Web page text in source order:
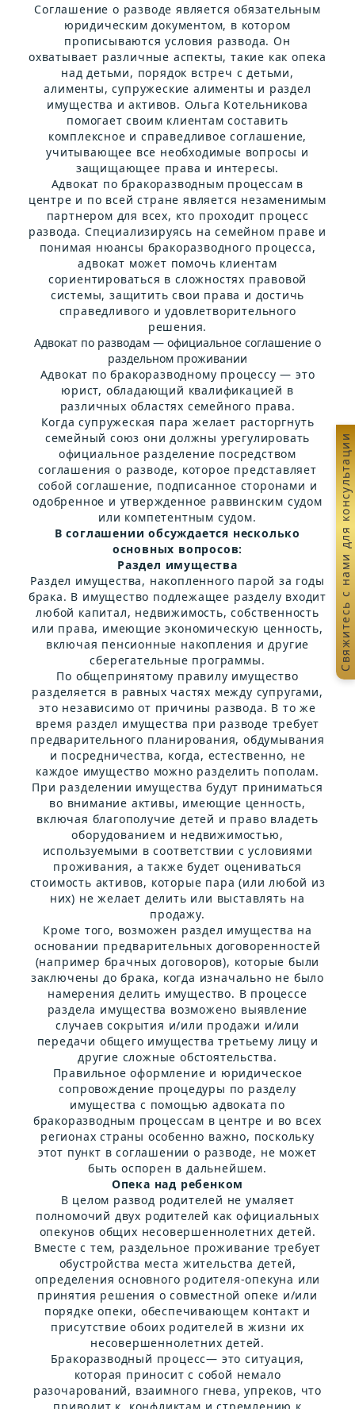
Свяжитесь с нами для консультации
Соглашение о разводе является обязательным
юридическим документом, в котором
прописываются условия развода. Он
охватывает различные аспекты, такие как опека
над детьми, порядок встреч с детьми,
алименты, супружеские алименты и раздел
имущества и активов. Ольга Котельникова
помогает своим клиентам составить
комплексное и справедливое соглашение,
учитывающее все необходимые вопросы и
защищающее права и интересы.
Адвокат по бракоразводным процессам в
центре и по всей стране является незаменимым
партнером для всех, кто проходит процесс
развода. Специализируясь на семейном праве и
понимая нюансы бракоразводного процесса,
адвокат может помочь клиентам
сориентироваться в сложностях правовой
системы, защитить свои права и достичь
справедливого и удовлетворительного
решения.
Адвокат по разводам — ​​официальное соглашение о
раздельном проживании
Адвокат по бракоразводному процессу — это
юрист, обладающий квалификацией в
различных областях семейного права.
Когда супружеская пара желает расторгнуть
семейный союз они должны урегулировать
официальное разделение посредством
соглашения о разводе, которое представляет
собой соглашение, подписанное сторонами и
одобренное и утвержденное раввинским судом
или компетентным судом.
В соглашении обсуждается несколько
основных вопросов:
Раздел имущества
Раздел имущества, накопленного парой за годы
брака. В имущество подлежащее разделу входит
любой капитал, недвижимость, собственность
или права, имеющие экономическую ценность,
включая пенсионные накопления и другие
сберегательные программы.
По общепринятому правилу имущество
разделяется в равных частях между супругами,
это независимо от причины развода. В то же
время раздел имущества при разводе требует
предварительного планирования, обдумывания
и посредничества, когда, естественно, не
каждое имущество можно разделить пополам.
При разделении имущества будут приниматься
во внимание активы, имеющие ценность,
включая благополучие детей и право владеть
оборудованием и недвижимостью,
используемыми в соответствии с условиями
проживания, а также будет оцениваться
стоимость активов, которые пара (или любой из
них) не желает делить или выставлять на
продажу.
Кроме того, возможен раздел имущества на
основании предварительных договоренностей
(например брачных договоров), которые были
заключены до брака, когда изначально не было
намерения делить имущество. В процессе
раздела имущества возможено выявление
случаев сокрытия и/или продажи и/или
передачи общего имущества третьему лицу и
другие сложные обстоятельства.
Правильное оформление и юридическое
сопровождение процедуры по разделу
имущества с помощью адвоката по
бракоразводным процессам в центре и во всех
регионах страны особенно важно, поскольку
этот пункт в соглашении о разводе, не может
быть оспорен в дальнейшем.
Опека над ребенком
В целом развод родителей не умаляет
полномочий двух родителей как официальных
опекунов общих несовершеннолетних детей.
Вместе с тем, раздельное проживание требует
обустройства места жительства детей,
определения основного родителя-опекуна или
принятия решения о совместной опеке и/или
порядке опеки, обеспечивающем контакт и
присутствие обоих родителей в жизни их
несовершеннолетних детей.
Бракоразводный процесс— это ситуация,
которая приносит с собой немало
разочарований, взаимного гнева, упреков, что